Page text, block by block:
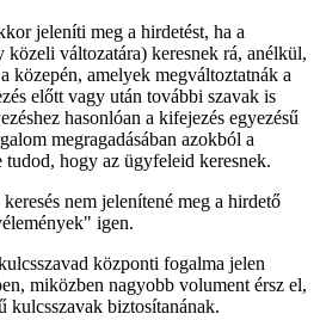
jeleníti meg a hirdetést, ha a
közeli változatára) keresnek rá, anélkül,
közepén, amelyek megváltoztatnák a
előtt vagy után további szavak is
hasonlóan a kifejezés egyezésű
megragadásában azokból a
tudod, hogy az ügyfeleid keresnek.
nem jelenítené meg a hirdető
igen.
központi fogalma jelen
miközben nagyobb volument érsz el,
kulcsszavak biztosítanának.